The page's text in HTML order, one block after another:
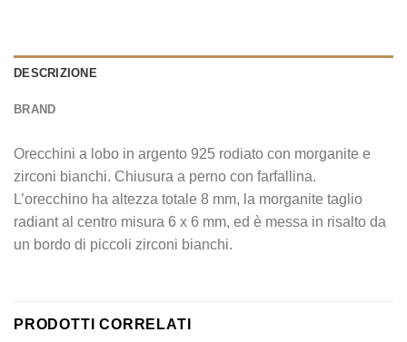
DESCRIZIONE
BRAND
Orecchini a lobo in argento 925 rodiato con morganite e
zirconi bianchi. Chiusura a perno con farfallina.
L’orecchino ha altezza totale 8 mm, la morganite taglio
radiant al centro misura 6 x 6 mm, ed è messa in risalto da
un bordo di piccoli zirconi bianchi.
PRODOTTI CORRELATI